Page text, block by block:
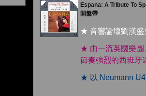
Espana: A Tribute To
開盤帶
★ 音響論壇劉漢盛
★ 由一流英國樂團
節奏強烈的西班牙
★ 以 Neumann